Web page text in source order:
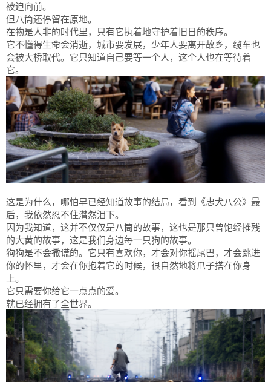
被迫向前。
但八筒还停留在原地。
在物是人非的时代里，只有它执着地守护着旧日的秩序。
它不懂得生命会消逝，城市要发展，少年人要离开故乡，缆车也
会被大桥取代。它只知道自己要等一个人，这个人也在等待着
它。
这是为什么，哪怕早已经知道故事的结局，看到《忠犬八公》最
后，我依然忍不住潸然泪下。
因为我知道，这并不仅仅是八筒的故事，这也是那只曾饱经摧残
的大黄的故事，这是我们身边每一只狗的故事。
狗狗是不会撒谎的。它只有喜欢你，才会对你摇尾巴，才会跳进
你的怀里，才会在你抱着它的时候，很自然地将爪子搭在你身
上。
它只需要你给它一点点的爱。
就已经拥有了全世界。